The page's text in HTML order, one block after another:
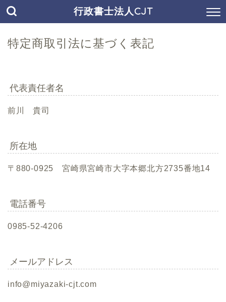
行政書士法人CJT
特定商取引法に基づく表記
代表責任者名
前川 貴司
所在地
〒880-0925 宮崎県宮崎市大字本郷北方2735番地14
電話番号
0985-52-4206
メールアドレス
info@miyazaki-cjt.com